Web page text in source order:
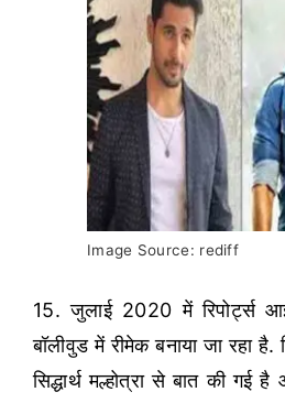
Image Source: rediff
15. जुलाई 2020 में रिपोर्ट्स
बॉलीवुड में रीमेक बनाया जा रहा
सिद्धार्थ मल्होत्रा से बात की गई